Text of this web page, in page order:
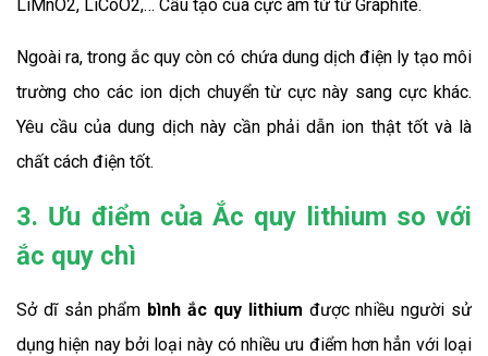
LiMnO2, LiCoO2,… Cấu tạo của cực âm từ từ Graphite.
Ngoài ra, trong ắc quy còn có chứa dung dịch điện ly tạo môi
trường cho các ion dịch chuyển từ cực này sang cực khác.
Yêu cầu của dung dịch này cần phải dẫn ion thật tốt và là
chất cách điện tốt.
3. Ưu điểm của Ắc quy lithium so với
ắc quy chì
Sở dĩ sản phẩm bình ắc quy lithium được nhiều người sử
dụng hiện nay bởi loại này có nhiều ưu điểm hơn hẳn với loại